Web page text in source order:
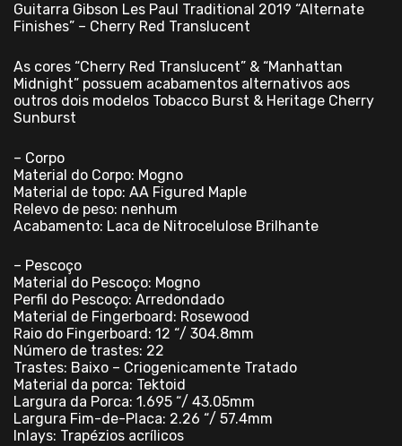
Guitarra Gibson Les Paul Traditional 2019 “Alternate
Finishes” – Cherry Red Translucent
As cores “Cherry Red Translucent” & “Manhattan
Midnight” possuem acabamentos alternativos aos
outros dois modelos Tobacco Burst & Heritage Cherry
Sunburst
– Corpo
Material do Corpo: Mogno
Material de topo: AA Figured Maple
Relevo de peso: nenhum
Acabamento: Laca de Nitrocelulose Brilhante
– Pescoço
Material do Pescoço: Mogno
Perfil do Pescoço: Arredondado
Material de Fingerboard: Rosewood
Raio do Fingerboard: 12 “/ 304.8mm
Número de trastes: 22
Trastes: Baixo – Criogenicamente Tratado
Material da porca: Tektoid
Largura da Porca: 1.695 “/ 43.05mm
Largura Fim-de-Placa: 2.26 “/ 57.4mm
Inlays: Trapézios acrílicos